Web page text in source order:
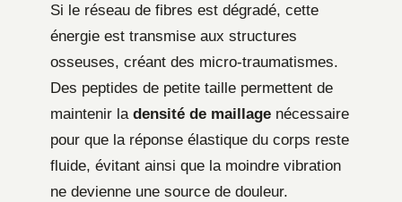
Si le réseau de fibres est dégradé, cette
énergie est transmise aux structures
osseuses, créant des micro-traumatismes.
Des peptides de petite taille permettent de
maintenir la densité de maillage nécessaire
pour que la réponse élastique du corps reste
fluide, évitant ainsi que la moindre vibration
ne devienne une source de douleur.